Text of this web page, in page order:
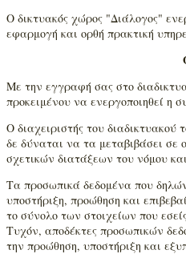
Ο δικτυακός χώρος "Διάλογος"
εφαρμογή και ορθή πρακτική
Με την εγγραφή σας στο
προκειμένου να ενεργοποιηθεί η
Ο διαχειριστής του
δε δύναται να τα μεταβιβάσει σε
σχετικών διατάξεων του νόμου
Τα προσωπικά δεδομένα που
υποστήριξη, προώθηση και
το σύνολο των στοιχείων που
Τυχόν, αποδέκτες προσωπικών
την προώθηση, υποστήριξη και